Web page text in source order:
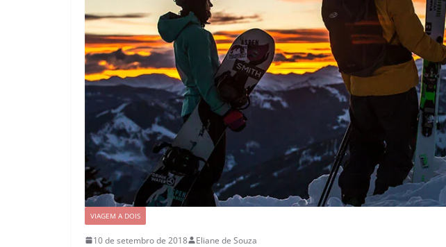
VIAGEM A DOIS
10 de setembro de 2018 Eliane de Souza